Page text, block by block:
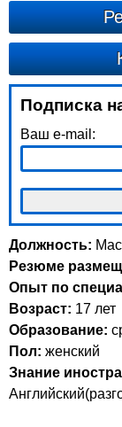
Подписка
Ваш e-mail:
Должность:
Резюме
Опыт по
Возраст: 17 лет
Образование:
Пол: женский
Знание